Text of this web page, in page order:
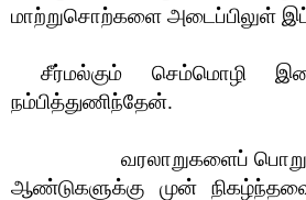
மாற்றுசொற்களை அடைப்பிலுள்
சீர்மல்கும் செம்மொழி
நம்பித்துணிந்தேன்.
வரலாறுகளைப்
ஆண்டுகளுக்கு முன்